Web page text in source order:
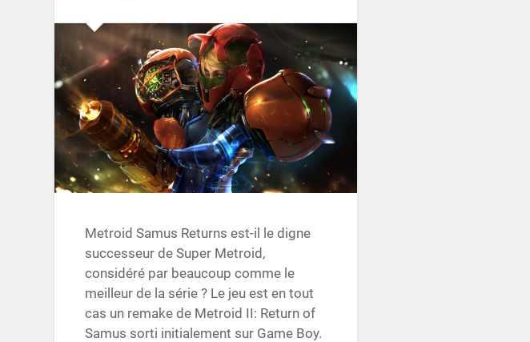
Metroid Samus Returns est-il le digne
successeur de Super Metroid,
considéré par beaucoup comme le
meilleur de la série ? Le jeu est en tout
cas un remake de Metroid II: Return of
Samus sorti initialement sur Game Boy.